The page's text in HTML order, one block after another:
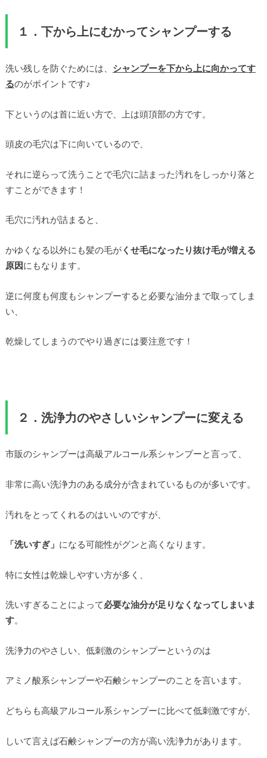
１．下から上にむかってシャンプーする
洗い残しを防ぐためには、 シャンプーを下から上に向かってす
るのがポイントです♪
下というのは首に近い方で、上は頭頂部の方です。
頭皮の毛穴は下に向いているので、
それに逆らって洗うことで毛穴に詰まった汚れをしっかり落と
すことができます！
毛穴に汚れが詰まると、
かゆくなる以外にも髪の毛がくせ毛になったり抜け毛が増える
原因にもなります。
逆に何度も何度もシャンプーすると必要な油分まで取ってしま
い、
乾燥してしまうのでやり過ぎには要注意です！
２．洗浄力のやさしいシャンプーに変える
市販のシャンプーは高級アルコール系シャンプーと言って、
非常に高い洗浄力のある成分が含まれているものが多いです。
汚れをとってくれるのはいいのですが、
「洗いすぎ」 になる可能性がグンと高くなります。
特に女性は乾燥しやすい方が多く、
洗いすぎることによって必要な油分が足りなくなってしまいま
す。
洗浄力のやさしい、低刺激のシャンプーというのは
アミノ酸系シャンプーや石鹸シャンプーのことを言います。
どちらも高級アルコール系シャンプーに比べて低刺激ですが、
しいて言えば石鹸シャンプーの方が高い洗浄力があります。